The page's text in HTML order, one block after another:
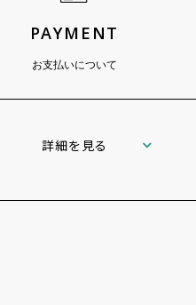
PAYMENT
お支払いについて
詳細を見る